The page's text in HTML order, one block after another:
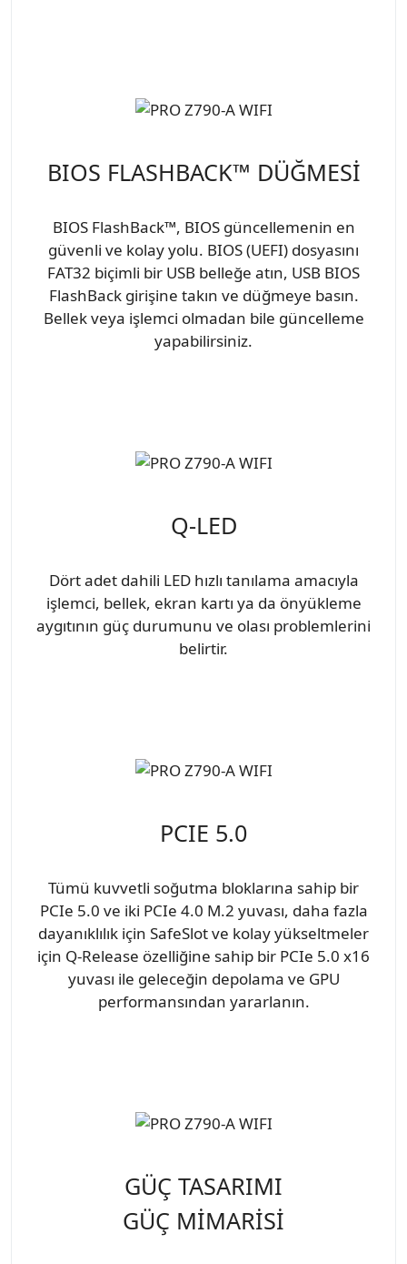
BIOS FLASHBACK™ DÜĞMESİ
BIOS FlashBack™, BIOS güncellemenin en
güvenli ve kolay yolu. BIOS (UEFI) dosyasını
FAT32 biçimli bir USB belleğe atın, USB BIOS
FlashBack girişine takın ve düğmeye basın.
Bellek veya işlemci olmadan bile güncelleme
yapabilirsiniz.
Q-LED
Dört adet dahili LED hızlı tanılama amacıyla
işlemci, bellek, ekran kartı ya da önyükleme
aygıtının güç durumunu ve olası problemlerini
belirtir.
PCIE 5.0
Tümü kuvvetli soğutma bloklarına sahip bir
PCIe 5.0 ve iki PCIe 4.0 M.2 yuvası, daha fazla
dayanıklılık için SafeSlot ve kolay yükseltmeler
için Q-Release özelliğine sahip bir PCIe 5.0 x16
yuvası ile geleceğin depolama ve GPU
performansından yararlanın.
GÜÇ TASARIMI
GÜÇ MİMARİSİ